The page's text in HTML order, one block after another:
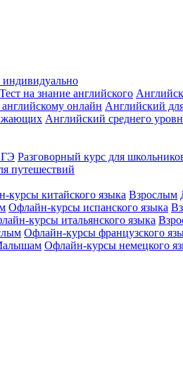
индивидуально
Тест на знание английского
онлайн Английский
Английский среднего
Разговорный курс для
путешествий
курсы китайского языка Взрослым
Офлайн-курсы испанского языка
курсы итальянского языка
Офлайн-курсы французского
Офлайн-курсы немецкого